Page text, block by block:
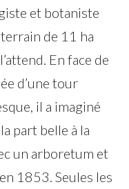
et botaniste
de 11 ha
En face de
d’une tour
il a imaginé
part belle à la
un arboretum et
1853. Seules les